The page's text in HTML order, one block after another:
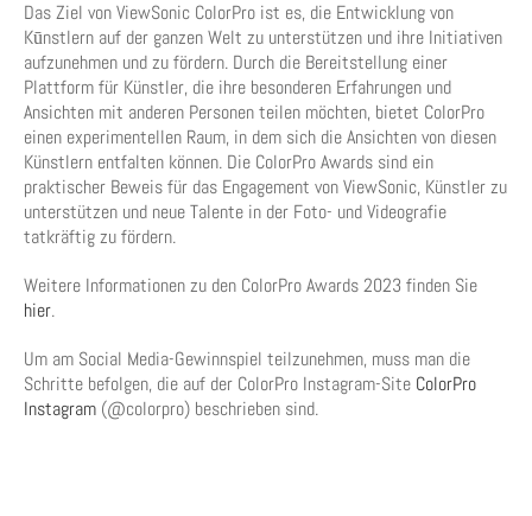
Das Ziel von ViewSonic ColorPro ist es, die Entwicklung von
Kūnstlern auf der ganzen Welt zu unterstützen und ihre Initiativen
aufzunehmen und zu fördern. Durch die Bereitstellung einer
Plattform für Künstler, die ihre besonderen Erfahrungen und
Ansichten mit anderen Personen teilen möchten, bietet ColorPro
einen experimentellen Raum, in dem sich die Ansichten von diesen
Künstlern entfalten können. Die ColorPro Awards sind ein
praktischer Beweis für das Engagement von ViewSonic, Künstler zu
unterstützen und neue Talente in der Foto- und Videografie
tatkräftig zu fördern.
Weitere Informationen zu den ColorPro Awards 2023 finden Sie
hier.
Um am Social Media-Gewinnspiel teilzunehmen, muss man die
Schritte befolgen, die auf der ColorPro Instagram-Site ColorPro
Instagram (@colorpro) beschrieben sind.